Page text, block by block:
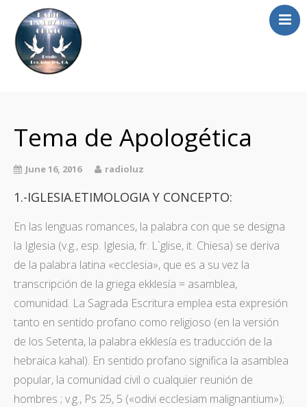
Homilia
Fotos
Contacto
Tema de Apologética
June 16, 2016 radioluz
1.-IGLESIA.ETIMOLOGIA Y CONCEPTO:
En las lenguas romances, la palabra con que se designa
la Iglesia (v.g., esp. Iglesia, fr. L`glise, it. Chiesa) se deriva
de la palabra latina «ecclesia», que es a su vez la
transcripción de la griega ekklesía = asamblea,
comunidad. La Sagrada Escritura emplea esta expresión
tanto en sentido profano como religioso (en la versión
de los Setenta, la palabra ekklesía es traducción de la
hebraica kahal). En sentido profano significa la asamblea
popular, la comunidad civil o cualquier reunión de
hombres ; v.g., Ps 25, 5 («odivi ecclesiam malignantium»);